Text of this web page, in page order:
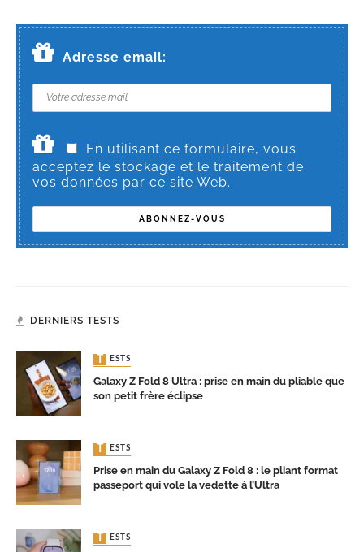
Adresse email:
En utilisant ce formulaire, vous
acceptez le stockage et le traitement de
vos données par ce site Web.
DERNIERS TESTS
TESTS
Galaxy Z Fold 8 Ultra : prise en main du pliable que
son petit frère éclipse
TESTS
Prise en main du Galaxy Z Fold 8 : le pliant format
passeport qui vole la vedette à l’Ultra
TESTS